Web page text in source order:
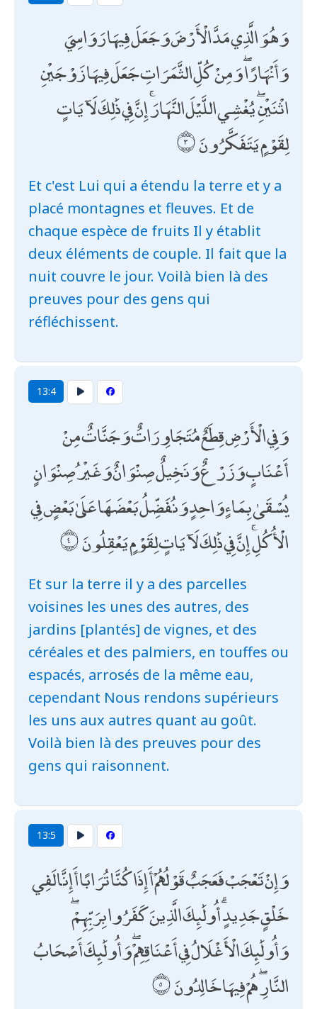
وَهُوَ الَّذِي مَدَّ الْأَرْضَ وَجَعَلَ فِيهَا رَوَاسِيَ
وَأَنْهَارًا ۖ وَمِنْ كُلِّ الثَّمَرَاتِ جَعَلَ فِيهَا زَوْجَيْنِ
اثْنَيْنِ ۖ يُغْشِي اللَّيْلَ النَّهَارَ ۚ إِنَّ فِي ذَٰلِكَ لَآيَاتٍ
لِقَوْمٍ يَتَفَكَّرُونَ
Et c'est Lui qui a étendu la terre et y a
placé montagnes et fleuves. Et de
chaque espèce de fruits Il y établit
deux éléments de couple. Il fait que la
nuit couvre le jour. Voilà bien là des
preuves pour des gens qui
réfléchissent.
13:4
وَفِي الْأَرْضِ قِطَعٌ مُتَجَاوِرَاتٌ وَجَنَّاتٌ مِنْ
أَعْنَابٍ وَزَرْعٌ وَنَخِيلٌ صِنْوَانٌ وَغَيْرُ صِنْوَانٍ
يُسْقَىٰ بِمَاءٍ وَاحِدٍ وَنُفَضِّلُ بَعْضَهَا عَلَىٰ بَعْضٍ فِي
الْأُكُلِ ۚ إِنَّ فِي ذَٰلِكَ لَآيَاتٍ لِقَوْمٍ يَعْقِلُونَ
Et sur la terre il y a des parcelles
voisines les unes des autres, des
jardins [plantés] de vignes, et des
céréales et des palmiers, en touffes ou
espacés, arrosés de la même eau,
cependant Nous rendons supérieurs
les uns aux autres quant au goût.
Voilà bien là des preuves pour des
gens qui raisonnent.
13:5
وَإِنْ تَعْجَبْ فَعَجَبٌ قَوْلُهُمْ أَإِذَا كُنَّا تُرَابًا أَإِنَّا لَفِي
خَلْقٍ جَدِيدٍ ۗ أُولَٰئِكَ الَّذِينَ كَفَرُوا بِرَبِّهِمْ ۖ
وَأُولَٰئِكَ الْأَغْلَالُ فِي أَعْنَاقِهِمْ ۖ وَأُولَٰئِكَ أَصْحَابُ
النَّارِ ۖ هُمْ فِيهَا خَالِدُونَ